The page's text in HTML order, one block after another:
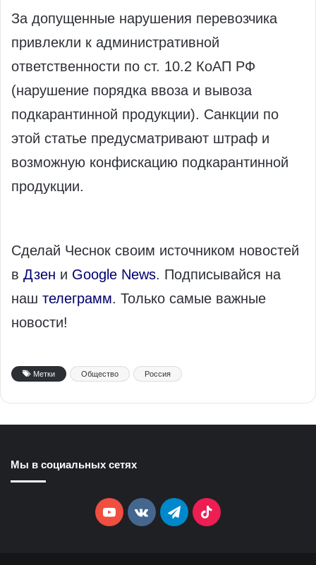
За допущенные нарушения перевозчика
привлекли к административной
ответственности по ст. 10.2 КоАП РФ
(нарушение порядка ввоза и вывоза
подкарантинной продукции). Санкции по
этой статье предусматривают штраф и
возможную конфискацию подкарантинной
продукции.
Сделай Чеснок своим источником новостей
в Дзен и Google News. Подписывайся на
наш телеграмм. Только самые важные
новости!
Метки Общество Россия
Мы в социальных сетях
YouTubevk.comTelegramTikTok